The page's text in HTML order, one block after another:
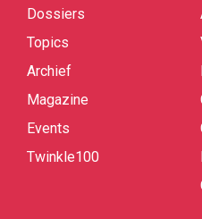
Dossiers
Topics
Archief
Magazine
Events
Twinkle100